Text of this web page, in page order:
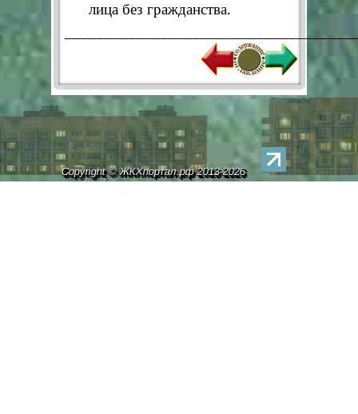
лица без гражданства.
Copyright © ЖКХпортал.рф 2013-2026